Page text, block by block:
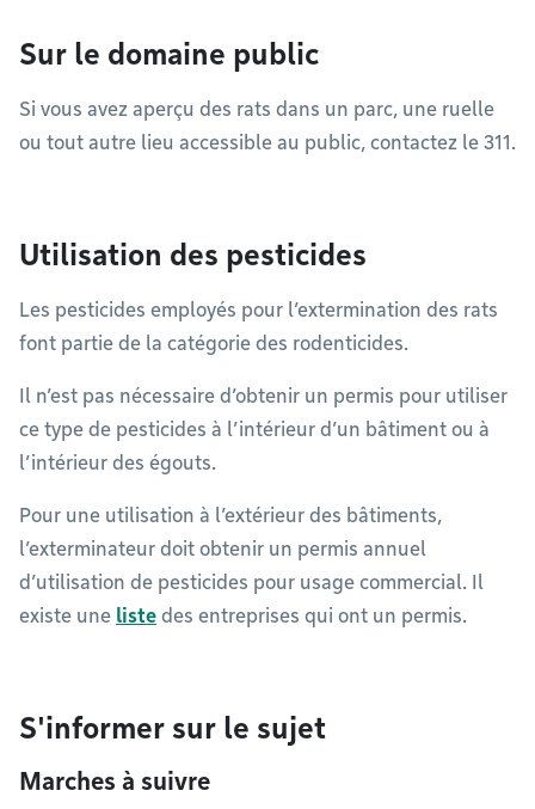
Sur le domaine public
Si vous avez aperçu des rats dans un parc, une ruelle
ou tout autre lieu accessible au public, contactez le 311.
Utilisation des pesticides
Les pesticides employés pour l’extermination des rats
font partie de la catégorie des rodenticides.
Il n’est pas nécessaire d’obtenir un permis pour utiliser
ce type de pesticides à l’intérieur d’un bâtiment ou à
l’intérieur des égouts.
Pour une utilisation à l’extérieur des bâtiments,
l’exterminateur doit obtenir un permis annuel
d’utilisation de pesticides pour usage commercial. Il
existe une liste des entreprises qui ont un permis.
S'informer sur le sujet
Marches à suivre